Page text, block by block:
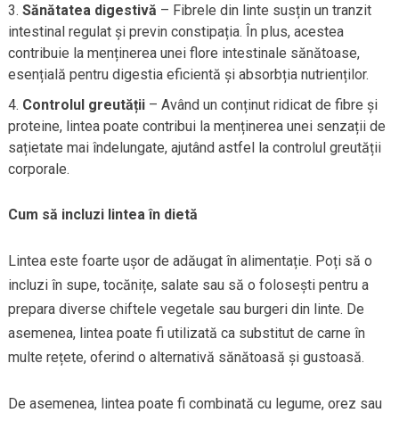
Sănătatea digestivă – Fibrele din linte susțin un tranzit
intestinal regulat și previn constipația. În plus, acestea
contribuie la menținerea unei flore intestinale sănătoase,
esențială pentru digestia eficientă și absorbția nutrienților.
Controlul greutății– Având un conținut ridicat de fibre și
proteine, lintea poate contribui la menținerea unei senzații de
sațietate mai îndelungate, ajutând astfel la controlul greutății
corporale.
Cum să incluzi lintea în dietă
Lintea este foarte ușor de adăugat în alimentație. Poți să o
incluzi în supe, tocănițe, salate sau să o folosești pentru a
prepara diverse chiftele vegetale sau burgeri din linte. De
asemenea, lintea poate fi utilizată ca substitut de carne în
multe rețete, oferind o alternativă sănătoasă și gustoasă.
De asemenea, lintea poate fi combinată cu legume, orez sau